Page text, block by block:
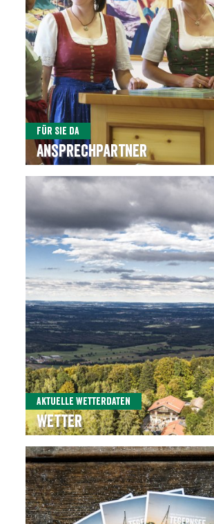
Für Sie da
Ansprechpartner
Aktuelle Wetterdaten
Wetter